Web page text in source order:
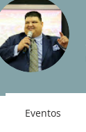
Eventos